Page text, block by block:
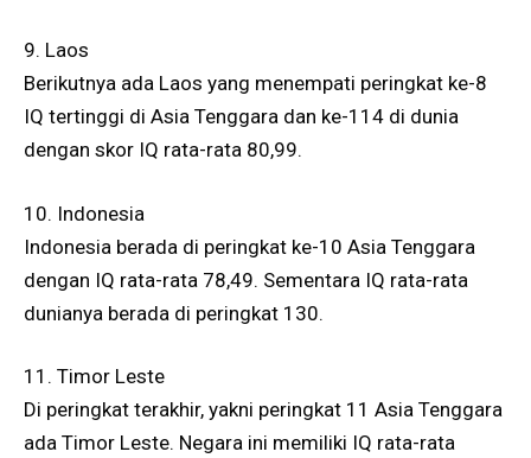
9. Laos
Berikutnya ada Laos yang menempati peringkat ke-8
IQ tertinggi di Asia Tenggara dan ke-114 di dunia
dengan skor IQ rata-rata 80,99.
10. Indonesia
Indonesia berada di peringkat ke-10 Asia Tenggara
dengan IQ rata-rata 78,49. Sementara IQ rata-rata
dunianya berada di peringkat 130.
11. Timor Leste
Di peringkat terakhir, yakni peringkat 11 Asia Tenggara
ada Timor Leste. Negara ini memiliki IQ rata-rata